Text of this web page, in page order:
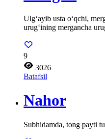
Ulg‘ayib usta o‘qchi,
urug‘ining mergancha
9
3026
Batafsil
Nahor
Subhidamda, tong payti